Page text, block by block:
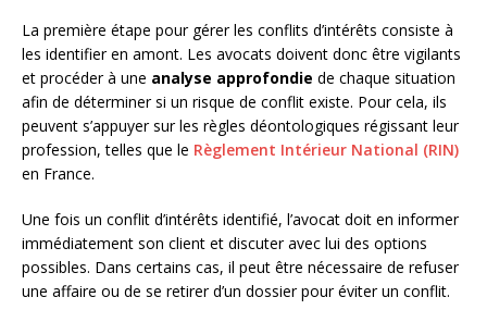
La première étape pour gérer les conflits d’intérêts consiste à
les identifier en amont. Les avocats doivent donc être vigilants
et procéder à une analyse approfondie de chaque situation
afin de déterminer si un risque de conflit existe. Pour cela, ils
peuvent s’appuyer sur les règles déontologiques régissant leur
profession, telles que le Règlement Intérieur National (RIN)
en France.
Une fois un conflit d’intérêts identifié, l’avocat doit en informer
immédiatement son client et discuter avec lui des options
possibles. Dans certains cas, il peut être nécessaire de refuser
une affaire ou de se retirer d’un dossier pour éviter un conflit.